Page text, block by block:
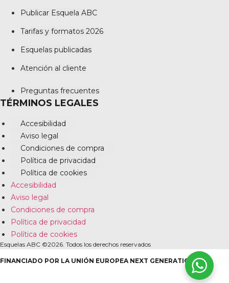
Publicar Esquela ABC
Tarifas y formatos 2026
Esquelas publicadas
Atención al cliente
Preguntas frecuentes
TÉRMINOS LEGALES
Accesibilidad
Aviso legal
Condiciones de compra
Política de privacidad
Política de cookies
Accesibilidad
Aviso legal
Condiciones de compra
Política de privacidad
Política de cookies
Esquelas ABC ©2026. Todos los derechos reservados
FINANCIADO POR LA UNIÓN EUROPEA NEXT GENERATION EU